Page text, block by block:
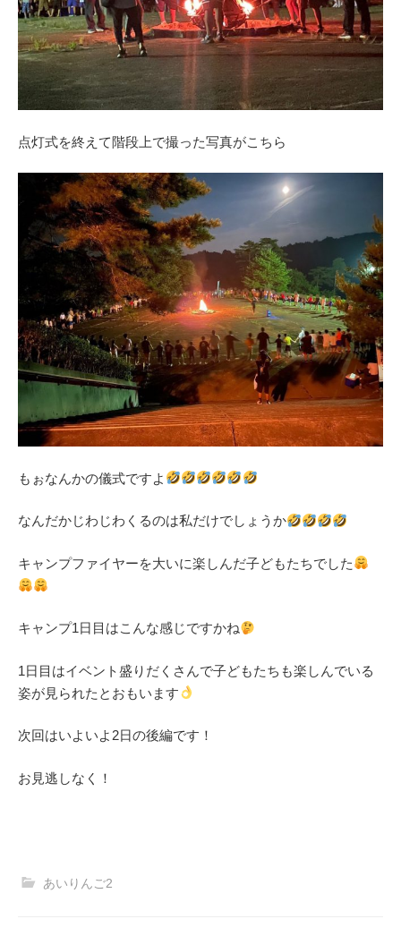
点灯式を終えて階段上で撮った写真がこちら
もぉなんかの儀式ですよ
なんだかじわじわくるのは私だけでしょうか
キャンプファイヤーを大いに楽しんだ子どもたちでした
キャンプ1日目はこんな感じですかね
1日目はイベント盛りだくさんで子どもたちも楽しんでいる
姿が見られたとおもいます
次回はいよいよ2日の後編です！
お見逃しなく！
あいりんご2